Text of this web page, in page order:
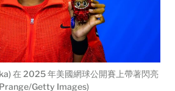
在 2025 年美國網球公開賽上帶著閃亮
Getty Images)